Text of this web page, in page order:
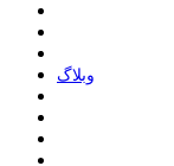
وبلاگ